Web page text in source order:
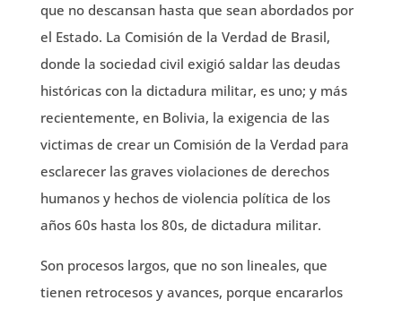
que no descansan hasta que sean abordados por
el Estado. La Comisión de la Verdad de Brasil,
donde la sociedad civil exigió saldar las deudas
históricas con la dictadura militar, es uno; y más
recientemente, en Bolivia, la exigencia de las
victimas de crear un Comisión de la Verdad para
esclarecer las graves violaciones de derechos
humanos y hechos de violencia política de los
años 60s hasta los 80s, de dictadura militar.
Son procesos largos, que no son lineales, que
tienen retrocesos y avances, porque encararlos